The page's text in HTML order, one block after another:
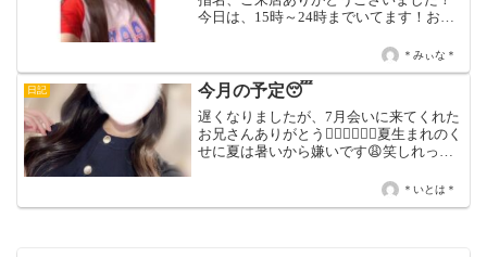
今日は、15時～24時までいてます！おま
勤 日✧6/3(水) 15時～24時6/5(金)15時～21
時6/...
＊みぃな＊
日記 今月の予定😴
遅くなりましたが、7月会いに来てくれた
お兄さんありがとう👩🏻‍❤️‍💋‍👨🏻夏生まれのく
せに夏は暑いから嫌いです😩笑しれっと
す！今月誕生月なんです🥹！！指名とい
う名のプレゼントお待ちしてます🎁笑今
＊いとは＊